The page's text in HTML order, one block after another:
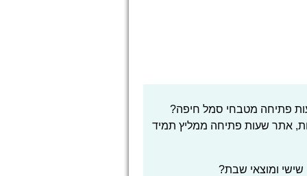
פתיחה מטבחי סמל חיפה?
אתר שעות פתיחה ממליץ תמיד
ומוצאי שבת?